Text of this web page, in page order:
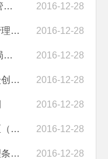
解读|《云南省边境经济合作区管理办法》 2016-12-28
解读《中华人民共和国无线电管理条例》 2016-12-28
解读|《云南省工业园区产业布局规划（2016—2025年）》 2016-12-28
解读《国务院关于加快构建大众创业万众创新支撑平台的指导意见》 2016-12-28
2016-12-28
纺织服装创意设计试点示范园区（平台）管理办法（试行） 2016-12-28
《企业投资项目核准和备案管理条例》 2016-12-28